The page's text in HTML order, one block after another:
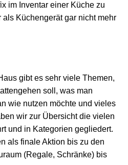
im Inventar einer Küche zu
Küchengerät gar nicht mehr
gibt es sehr viele Themen,
soll, was man
wie nutzen möchte und vieles
wir zur Übersicht die vielen
und in Kategorien gegliedert.
als finale Aktion bis zu den
(Regale, Schränke) bis